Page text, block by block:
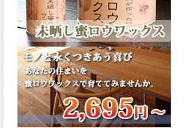
レタンU100が新しく販売開始
致しました。ご購入はこちら
から。
2026.03.05
ファインウレタンの使いやす
さで、弾性形。塗料用シンナ
ーで希釈できる、使いやすさ
を追求したウレタン樹脂エナ
メル、弾性ファインウレタン